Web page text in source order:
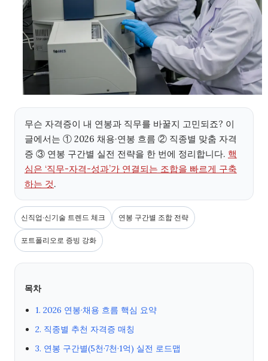
무슨 자격증이 내 연봉과 직무를 바꿀지 고민되죠? 이
글에서는 ① 2026 채용·연봉 흐름 ② 직종별 맞춤 자격
증 ③ 연봉 구간별 실전 전략을 한 번에 정리합니다. 핵
심은 ‘직무-자격-성과’가 연결되는 조합을 빠르게 구축
하는 것.
신직업·신기술 트렌드 체크 연봉 구간별 조합 전략
포트폴리오로 증빙 강화
목차
1. 2026 연봉·채용 흐름 핵심 요약
2. 직종별 추천 자격증 매칭
3. 연봉 구간별(5천·7천·1억) 실전 로드맵